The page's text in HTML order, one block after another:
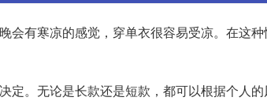
会有寒凉的感觉，穿单衣很容易受凉。在这
定。无论是长款还是短款，都可以根据个人